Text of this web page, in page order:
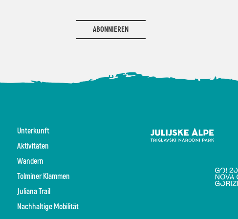
ABONNIEREN
Unterkunft
Aktivitäten
Wandern
Tolminer Klammen
Juliana Trail
Nachhaltige Mobilität